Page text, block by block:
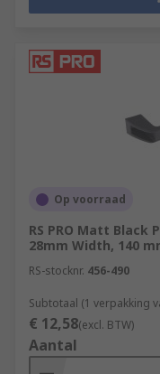
Op voorraad
RS PRO Matt Black
28mm Width, 140
RS-stocknr. 456-490
Subtotaal (1 verpakking
€ 12,58(excl. BTW)
Aantal